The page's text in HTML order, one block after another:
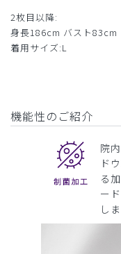
2枚目以降:
身長186cm バスト83cm
着用サイズ:L
機能性のご紹介
院
ド
る
ー
しま